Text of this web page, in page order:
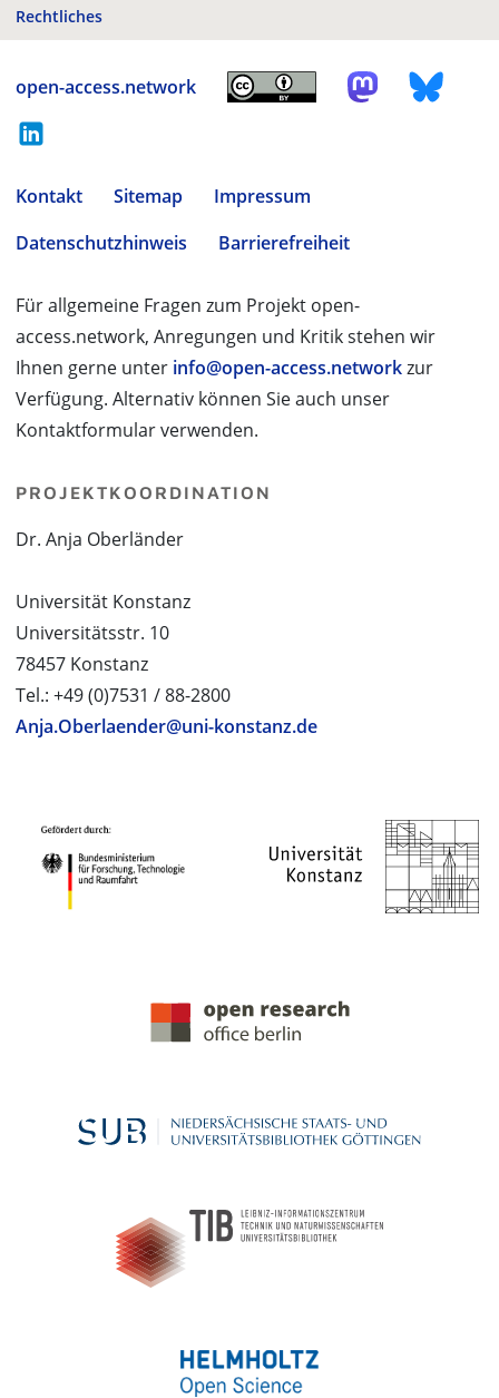
Rechtliches
open-access.network
Kontakt Sitemap
Impressum
Datenschutzhinweis
Barrierefreiheit
Für allgemeine Fragen zum Projekt open-
access.network, Anregungen und Kritik stehen wir
Ihnen gerne unter info@open-access.networkzur
Verfügung. Alternativ können Sie auch unser
Kontaktformular verwenden.
PROJEKTKOORDINATION
Dr. Anja Oberländer
Universität Konstanz
Universitätsstr. 10
78457 Konstanz
Tel.: +49 (0)7531 / 88-2800
Anja.Oberlaender@uni-konstanz.de